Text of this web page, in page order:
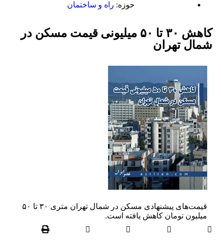
حوزه: راه و ساختمان
کاهش ۳۰ تا ۵۰ میلیونی قیمت مسکن در
شمال تهران
قیمت‌های پیشنهادی مسکن در شمال تهران متری ۳۰ تا ۵۰
میلیون تومان کاهش یافته است.